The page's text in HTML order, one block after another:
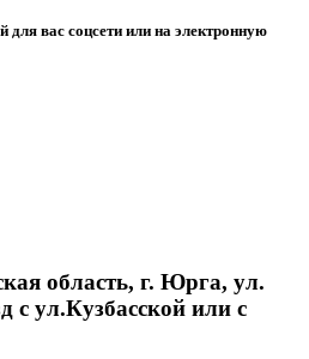
вас соцсети или на электронную
область, г. Юрга, ул.
с ул.Кузбасской или с